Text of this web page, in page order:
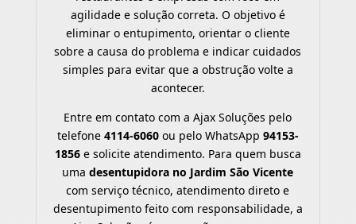
agilidade e solução correta. O objetivo é
eliminar o entupimento, orientar o cliente
sobre a causa do problema e indicar cuidados
simples para evitar que a obstrução volte a
acontecer.
Entre em contato com a Ajax Soluções pelo
telefone 4114-6060ou pelo WhatsApp 94153-
1856e solicite atendimento. Para quem busca
umadesentupidora no Jardim São Vicente
com serviço técnico, atendimento direto e
desentupimento feito com responsabilidade, a